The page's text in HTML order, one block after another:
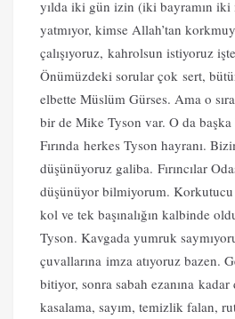
yılda iki gün izin (iki bayramın
yatmıyor, kimse Allah’tan
çalışıyoruz, kahrolsun istiyoruz
Önümüzdeki sorular çok sert,
elbette Müslüm Gürses. Ama o
bir de Mike Tyson var. O da
Fırında herkes Tyson hayranı.
düşünüyoruz galiba. Fırıncılar
düşünüyor bilmiyorum.
kol ve tek başınalığın kalbinde
Tyson. Kavgada yumruk
çuvallarına imza atıyoruz bazen.
bitiyor, sonra sabah ezanına kadar
kasalama, sayım, temizlik falan,